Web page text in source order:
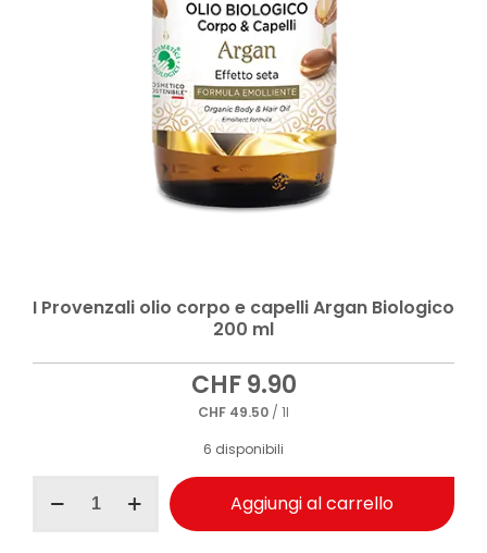
I Provenzali olio corpo e capelli Argan Biologico
200 ml
CHF9.90
CHF 49.50 / 1l
6 disponibili
Provenzali
Aggiungi al carrello